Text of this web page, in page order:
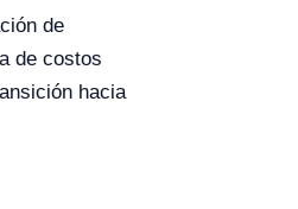
de
de costos
hacia